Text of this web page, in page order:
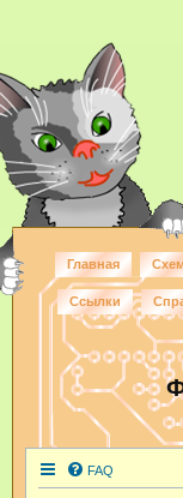
Главная
Ссылки
FAQ